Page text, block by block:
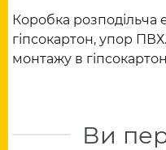
Коробка розподільча
гіпсокартон, упор
монтажу в
Ви